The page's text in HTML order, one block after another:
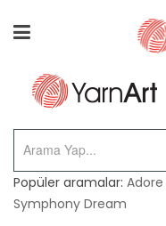
Popüler aramalar: Adore
Symphony Dream